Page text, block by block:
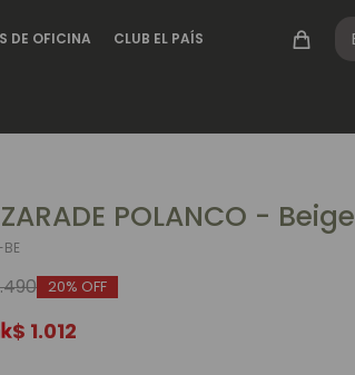
DE OFICINA CLUB EL PAÍS
POLANCO - Beige
20
$ 1.012